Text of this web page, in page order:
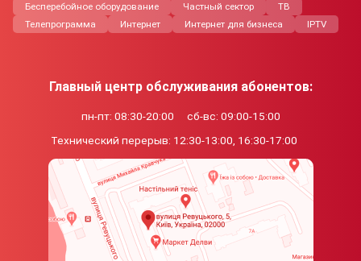
Бесперебойное оборудование
Частный сектор
ТВ
Телепрограмма
Интернет Интернет для бизнеса IPTV
Главный центр обслуживания абонентов:
пн-пт: 08:30-20:00
сб-вс: 09:00-15:00
Технический перерыв: 12:30-13:00, 16:30-17:00